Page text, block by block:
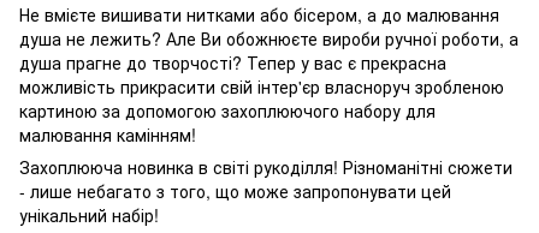
Не вмієте вишивати нитками або бісером, а до малювання
душа не лежить? Але Ви обожнюєте вироби ручної роботи, а
душа прагне до творчості? Тепер у вас є прекрасна
можливість прикрасити свій інтер'єр власноруч зробленою
картиною за допомогою захоплюючого набору для
малювання камінням!
Захоплююча новинка в світі рукоділля! Різноманітні сюжети
- лише небагато з того, що може запропонувати цей
унікальний набір!